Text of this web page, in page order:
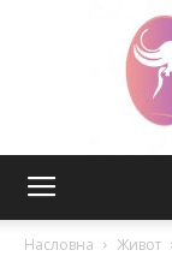
Насловна Живот